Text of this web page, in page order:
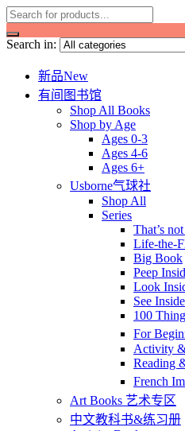
Search in:
新品New
有间图书馆
Shop All Books
Shop by Age
Ages 0-3
Ages 4-6
Ages 6+
Usborne气球社
Shop All
Series
That’s
Life-the-
Big Book
Peep
Look
See Inside
100
For
Activity
Reading
French
Art Books 艺术专区
中文教科书&练习册